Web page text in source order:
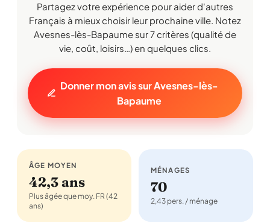
Partagez votre expérience pour aider d'autres
Français à mieux choisir leur prochaine ville. Notez
Avesnes-lès-Bapaume sur 7 critères (qualité de
vie, coût, loisirs…) en quelques clics.
Donner mon avis sur Avesnes-lès-
Bapaume
ÂGE MOYEN
42,3 ans
Plus âgée que moy. FR (42
ans)
MÉNAGES
70
2,43 pers. / ménage